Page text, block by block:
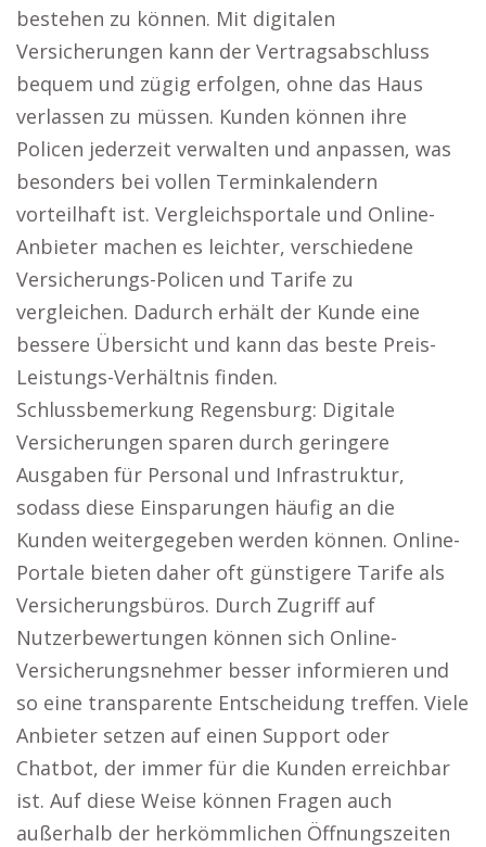
bestehen zu können. Mit digitalen
Versicherungen kann der Vertragsabschluss
bequem und zügig erfolgen, ohne das Haus
verlassen zu müssen. Kunden können ihre
Policen jederzeit verwalten und anpassen, was
besonders bei vollen Terminkalendern
vorteilhaft ist. Vergleichsportale und Online-
Anbieter machen es leichter, verschiedene
Versicherungs-Policen und Tarife zu
vergleichen. Dadurch erhält der Kunde eine
bessere Übersicht und kann das beste Preis-
Leistungs-Verhältnis finden.
Schlussbemerkung Regensburg: Digitale
Versicherungen sparen durch geringere
Ausgaben für Personal und Infrastruktur,
sodass diese Einsparungen häufig an die
Kunden weitergegeben werden können. Online-
Portale bieten daher oft günstigere Tarife als
Versicherungsbüros. Durch Zugriff auf
Nutzerbewertungen können sich Online-
Versicherungsnehmer besser informieren und
so eine transparente Entscheidung treffen. Viele
Anbieter setzen auf einen Support oder
Chatbot, der immer für die Kunden erreichbar
ist. Auf diese Weise können Fragen auch
außerhalb der herkömmlichen Öffnungszeiten